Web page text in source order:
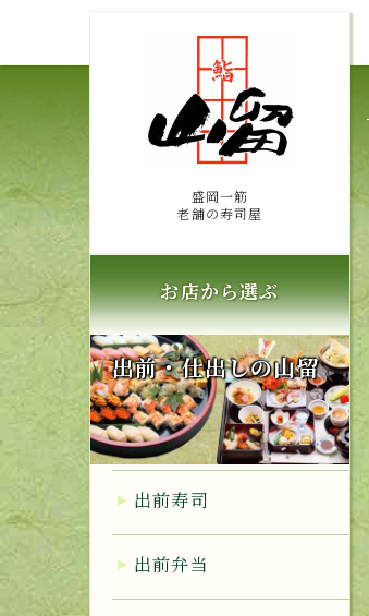
盛岡一筋
老舗の寿司屋
お店から選ぶ
出前・仕出しの山留
出前寿司
出前弁当